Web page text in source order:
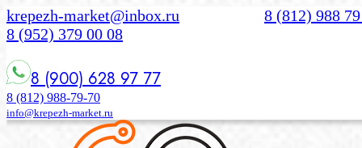
krepezh-market@inbox.ru
8 (812) 988
8 (952) 379 00 08
8 (900) 628 97 77
8 (812) 988-79-70
info@krepezh-market.ru